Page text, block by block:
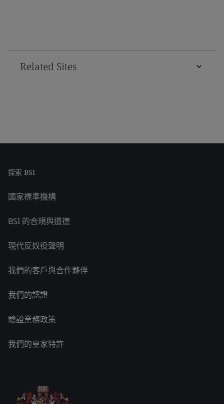
Related Sites
探索 BSI
國家標準機構
BSI 的合規與道德
現代反奴役聲明
我們的客戶與合作夥伴
我們的認證
驗證業務政策
我們的皇家特許